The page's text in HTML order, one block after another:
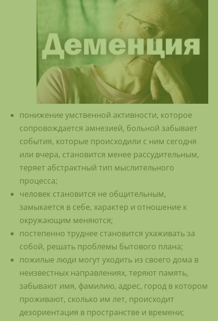
понижение умственной активности, которое
сопровождается амнезией, больной забывает
события, которые происходили с ним сегодня
или вчера, становится менее рассудительным,
теряет абстрактный тип мыслительного
процесса;
человек становится не общительным,
замыкается в себе, характер и отношение к
окружающим меняются;
постепенно труднее становится ухаживать за
собой, решать проблемы бытового плана;
пожилые люди могут уходить из своего дома в
неизвестных направлениях, теряют память,
забывают имя, фамилию, адрес, город в котором
проживают, сколько им лет, происходит
дезориентация в пространстве и времени;